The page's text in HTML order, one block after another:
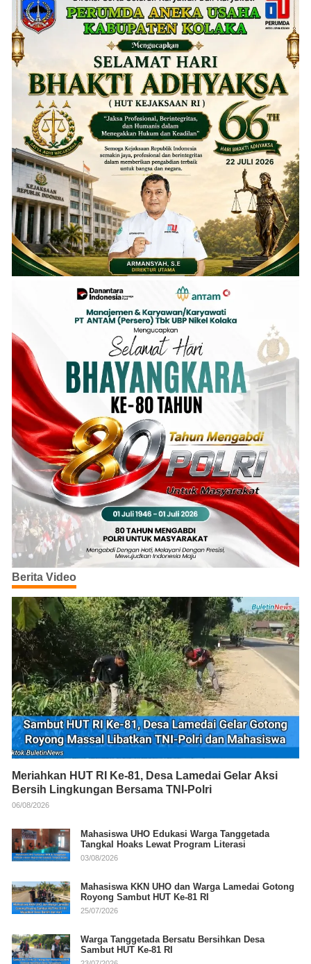
Berita Video
Meriahkan HUT RI Ke-81, Desa Lamedai Gelar Aksi
Bersih Lingkungan Bersama TNI-Polri
06/08/2026
Mahasiswa UHO Edukasi Warga Tanggetada
Tangkal Hoaks Lewat Program Literasi
03/08/2026
Mahasiswa KKN UHO dan Warga Lamedai Gotong
Royong Sambut HUT Ke-81 RI
25/07/2026
Warga Tanggetada Bersatu Bersihkan Desa
Sambut HUT Ke-81 RI